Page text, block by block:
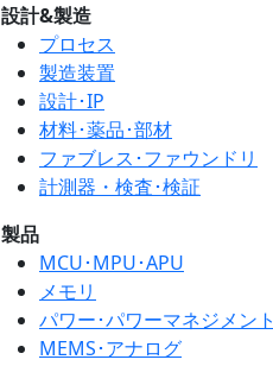
設計&製造
プロセス
製造装置
設計･IP
材料･薬品･部材
ファブレス･ファウンドリ
計測器・検査･検証
製品
MCU･MPU･APU
メモリ
パワー･パワーマネジメント
MEMS･アナログ